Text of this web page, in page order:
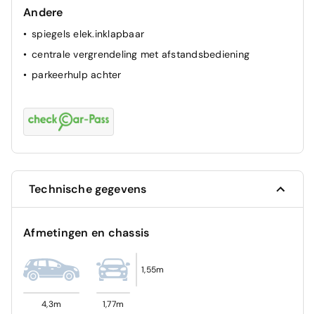
ABS
Andere
spiegels elek.inklapbaar
centrale vergrendeling met afstandsbediening
parkeerhulp achter
Technische gegevens
Afmetingen en chassis
4,3m 1,77m
1,55m